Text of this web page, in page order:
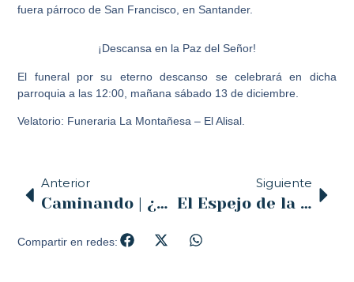
fuera párroco de San Francisco, en Santander.
¡Descansa en la Paz del Señor!
El funeral por su eterno descanso se celebrará en dicha
parroquia a las 12:00, mañana sábado 13 de diciembre.
Velatorio: Funeraria La Montañesa – El Alisal.
Anterior
Caminando | ¿Cómo es una ordenación diaconal? & Vigilia de la Inmaculada Concepción | 10.12.2025
Siguiente
El Espejo de la Iglesia – COPE – 12/12/2025
Compartir en redes: